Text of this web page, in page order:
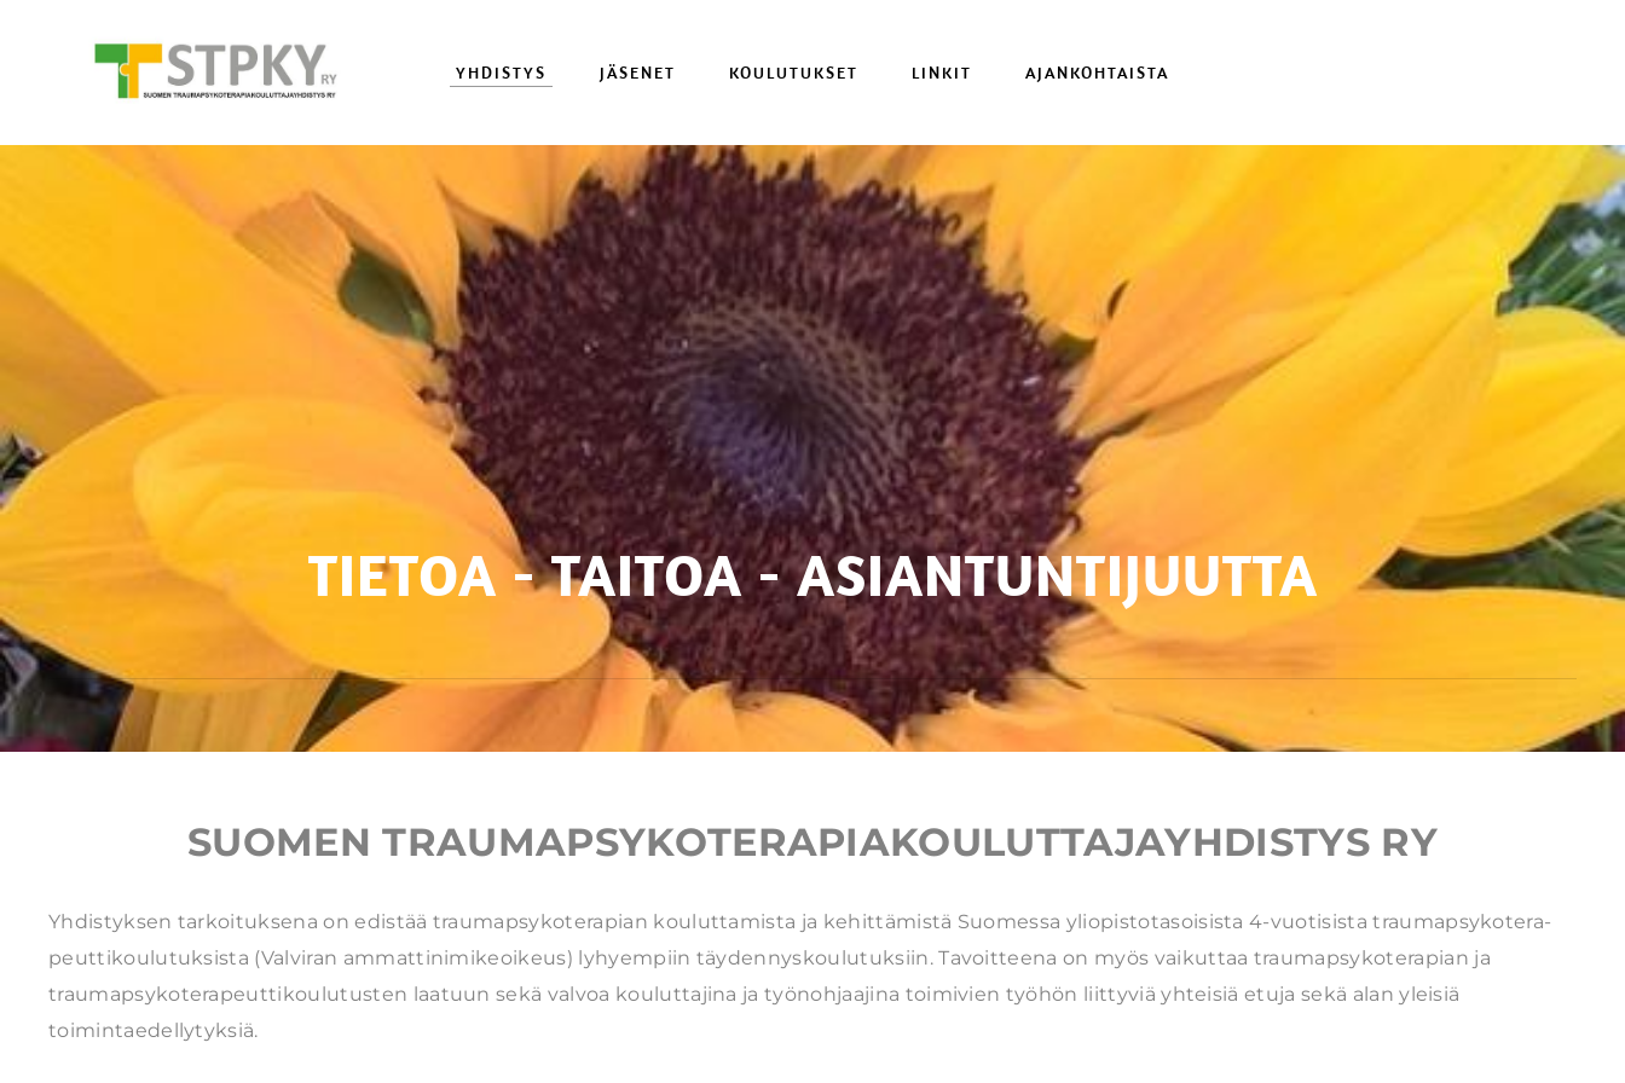
YHDISTYS JÄSENET KOULUTUKSET LINKIT AJANKOHTAISTA
TIETOA - TAITOA - ASIANTUNTIJUUTTA
SUOMEN TRAUMAPSYKOTERAPIAKOULUTTAJAYHDISTYS RY
Yhdistyksen tarkoituksena on edistää traumapsykoterapian kouluttamista ja kehittämistä Suomessa yliopistotasoisista 4-vuotisista traumapsykotera-
peuttikoulutuksista (Valviran ammattinimikeoikeus) lyhyempiin täydennyskoulutuksiin. Tavoitteena on myös vaikuttaa traumapsykoterapian ja
traumapsykoterapeuttikoulutusten laatuun sekä valvoa kouluttajina ja työnohjaajina toimivien työhön liittyviä yhteisiä etuja sekä alan yleisiä
toimintaedellytyksiä.